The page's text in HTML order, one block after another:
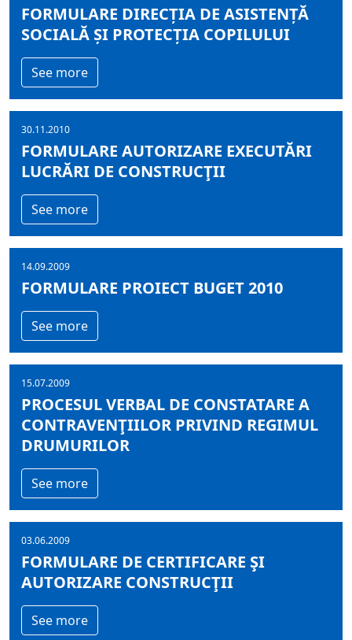
FORMULARE DIRECȚIA DE ASISTENȚĂ
SOCIALĂ ȘI PROTECȚIA COPILULUI
See more
30.11.2010
FORMULARE AUTORIZARE EXECUTĂRI
LUCRĂRI DE CONSTRUCŢII
See more
14.09.2009
FORMULARE PROIECT BUGET 2010
See more
15.07.2009
PROCESUL VERBAL DE CONSTATARE A
CONTRAVENŢIILOR PRIVIND REGIMUL
DRUMURILOR
See more
03.06.2009
FORMULARE DE CERTIFICARE ŞI
AUTORIZARE CONSTRUCŢII
See more